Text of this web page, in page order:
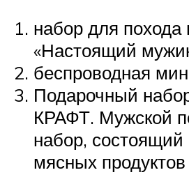
набор для похода
«Настоящий
беспроводная
Подарочный
КРАФТ. Мужской
набор,
мясных